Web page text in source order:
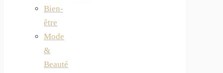
Bien-
être
Mode
&
Beauté